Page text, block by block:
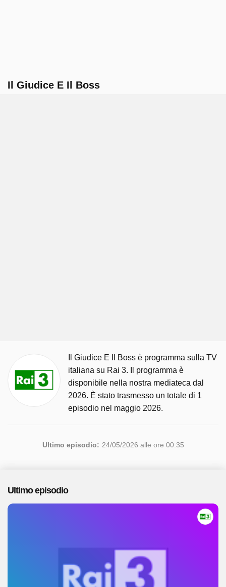
Il Giudice E Il Boss
Il Giudice E Il Boss è programma sulla TV
italiana su Rai 3. Il programma è
disponibile nella nostra mediateca dal
2026. È stato trasmesso un totale di 1
episodio nel maggio 2026.
Ultimo episodio: 24/05/2026 alle ore 00:35
Ultimo episodio